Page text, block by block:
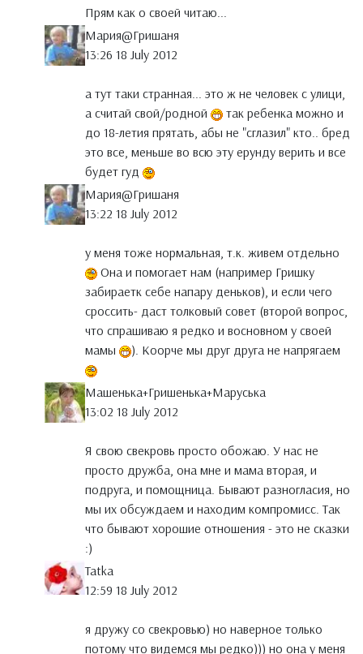
Прям как о своей читаю...
Мария@Гришаня
13:26 18 July 2012
а тут таки странная... это ж не человек с улици,
а считай свой/родной
так ребенка можно и
до 18-летия прятать, абы не "сглазил" кто.. бред
это все, меньше во всю эту ерунду верить и все
будет гуд
Мария@Гришаня
13:22 18 July 2012
у меня тоже нормальная, т.к. живем отдельно
Она и помогает нам (например Гришку
забираетк себе напару деньков), и если чего
сроссить- даст толковый совет (второй вопрос,
что спрашиваю я редко и восновном у своей
мамы
). Коорче мы друг друга не напрягаем
Машенька+Гришенька+Маруська
13:02 18 July 2012
Я свою свекровь просто обожаю. У нас не
просто дружба, она мне и мама вторая, и
подруга, и помощница. Бывают разногласия, но
мы их обсуждаем и находим компромисс. Так
что бывают хорошие отношения - это не сказки
:)
Tatka
12:59 18 July 2012
я дружу со свекровью) но наверное только
потому что видемся мы редко))) но она у меня